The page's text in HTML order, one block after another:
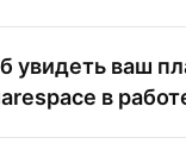
встраиваемого
увидеть ваш
в